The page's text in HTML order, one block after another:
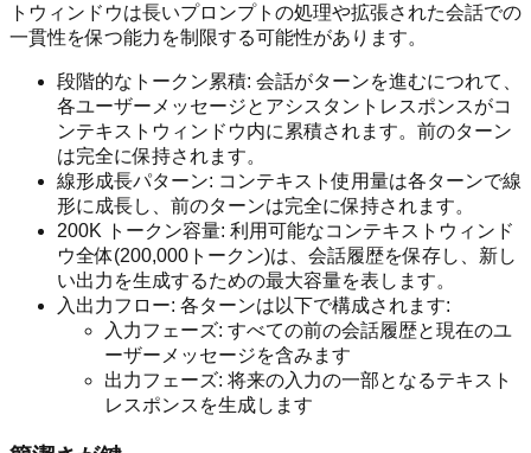
トウィンドウは長いプロンプトの処理や拡張された会話での
一貫性を保つ能力を制限する可能性があります。
段階的なトークン累積: 会話がターンを進むにつれて、
各ユーザーメッセージとアシスタントレスポンスがコ
ンテキストウィンドウ内に累積されます。前のターン
は完全に保持されます。
線形成長パターン: コンテキスト使用量は各ターンで線
形に成長し、前のターンは完全に保持されます。
200K トークン容量: 利用可能なコンテキストウィンド
ウ全体(200,000トークン)は、会話履歴を保存し、新し
い出力を生成するための最大容量を表します。
入出力フロー: 各ターンは以下で構成されます:
入力フェーズ: すべての前の会話履歴と現在のユ
ーザーメッセージを含みます
出力フェーズ: 将来の入力の一部となるテキスト
レスポンスを生成します